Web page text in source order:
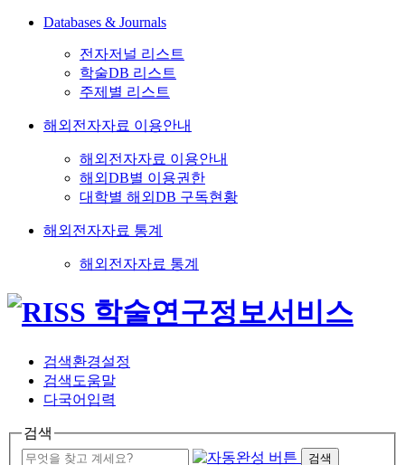
Databases & Journals
전자저널 리스트
학술DB 리스트
주제별 리스트
해외전자자료 이용안내
해외전자자료 이용안내
해외DB별 이용권한
대학별 해외DB 구독현황
해외전자자료 통계
해외전자자료 통계
검색환경설정
검색도움말
다국어입력
검색
검색